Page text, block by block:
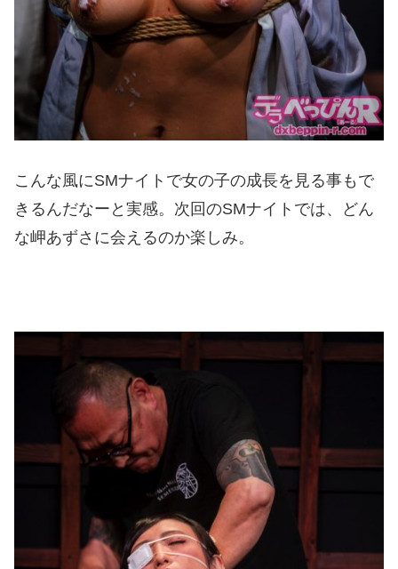
こんな風にSMナイトで女の子の成長を見る事もで
きるんだなーと実感。次回のSMナイトでは、どん
な岬あずさに会えるのか楽しみ。